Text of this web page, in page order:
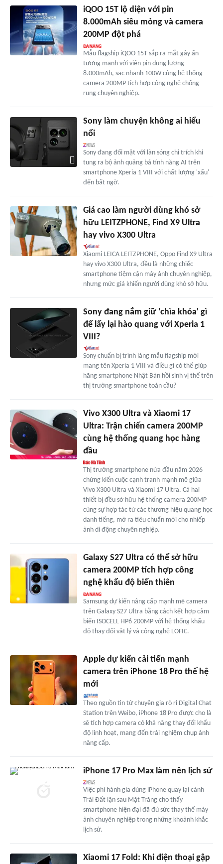
iQOO 15T lộ diện với pin
8.000mAh siêu mỏng và camera
200MP đột phá
Mẫu flagship iQOO 15T sắp ra mắt gây ấn
tượng mạnh với viên pin dung lượng
8.000mAh, sạc nhanh 100W cùng hệ thống
camera 200MP tích hợp công nghệ chống
rung chuyên nghiệp.
Sony làm chuyện không ai hiểu
nổi
Sony đang đối mặt với làn sóng chỉ trích khi
tung ra bộ ảnh quảng bá tính năng AI trên
smartphone Xperia 1 VIII với chất lượng 'xấu'
đến bất ngờ.
Giá cao làm người dùng khó sở
hữu LEITZPHONE, Find X9 Ultra
hay vivo X300 Ultra
Xiaomi LEICA LEITZPHONE, Oppo Find X9 Ultra
hay vivo X300 Ultra, đều là những chiếc
smartphone tiệm cận máy ảnh chuyên nghiệp,
nhưng mức giá khiến người dùng khó sở hữu.
Sony đang nắm giữ 'chìa khóa' gì
để lấy lại hào quang với Xperia 1
VIII?
Sony chuẩn bị trình làng mẫu flagship mới
mang tên Xperia 1 VIII và điều gì có thể giúp
hãng smartphone Nhật Bản hồi sinh vị thế trên
thị trường smartphone toàn cầu?
Vivo X300 Ultra và Xiaomi 17
Ultra: Trận chiến camera 200MP
cùng hệ thống quang học hàng
đầu
Thị trường smartphone nửa đầu năm 2026
chứng kiến cuộc cạnh tranh mạnh mẽ giữa
Vivo X300 Ultra và Xiaomi 17 Ultra. Cả hai
thiết bị đều sở hữu hệ thống camera 200MP
cùng sự hợp tác từ các thương hiệu quang học
danh tiếng, mở ra tiêu chuẩn mới cho nhiếp
ảnh di động chuyên nghiệp.
Galaxy S27 Ultra có thể sở hữu
camera 200MP tích hợp công
nghệ khẩu độ biến thiên
Samsung dự kiến nâng cấp mạnh mẽ camera
trên Galaxy S27 Ultra bằng cách kết hợp cảm
biến ISOCELL HP6 200MP với hệ thống khẩu
độ thay đổi vật lý và công nghệ LOFIC.
Apple dự kiến cải tiến mạnh
camera trên iPhone 18 Pro thế hệ
mới
Theo nguồn tin từ chuyên gia rò rỉ Digital Chat
Station trên Weibo, iPhone 18 Pro được cho là
sẽ tích hợp camera có khả năng thay đổi khẩu
độ linh hoạt, mang đến trải nghiệm chụp ảnh
nâng cấp.
iPhone 17 Pro Max làm nên lịch sử
Việc phi hành gia dùng iPhone quay lại cảnh
Trái Đất lặn sau Mặt Trăng cho thấy
smartphone hiện đại đã đủ sức thay thế máy
ảnh chuyên nghiệp trong những khoảnh khắc
lịch sử.
Xiaomi 17 Fold: Khi điện thoại gập